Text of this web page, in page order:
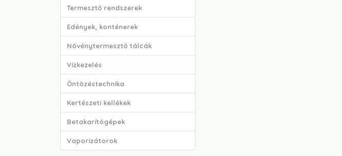
Termesztő rendszerek
Edények, konténerek
Növénytermesztő tálcák
Vízkezelés
Öntözéstechnika
Kertészeti kellékek
Betakarítógépek
Vaporizátorok